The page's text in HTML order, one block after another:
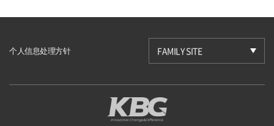
个人信息处理方针 FAMILY SITE